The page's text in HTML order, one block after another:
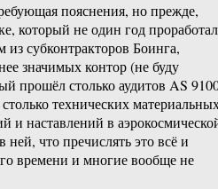
пояснения, но прежде,
который не один год проработал
субконтракторов Боинга,
значимых контор (не буду
прошёл столько аудитов AS
технических
наставлений в
что пречислять это всё и
времени и многие вообще не